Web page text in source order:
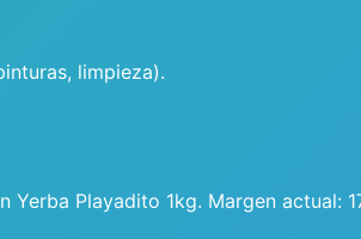
limpieza).
Playadito 1kg. Margen actual: